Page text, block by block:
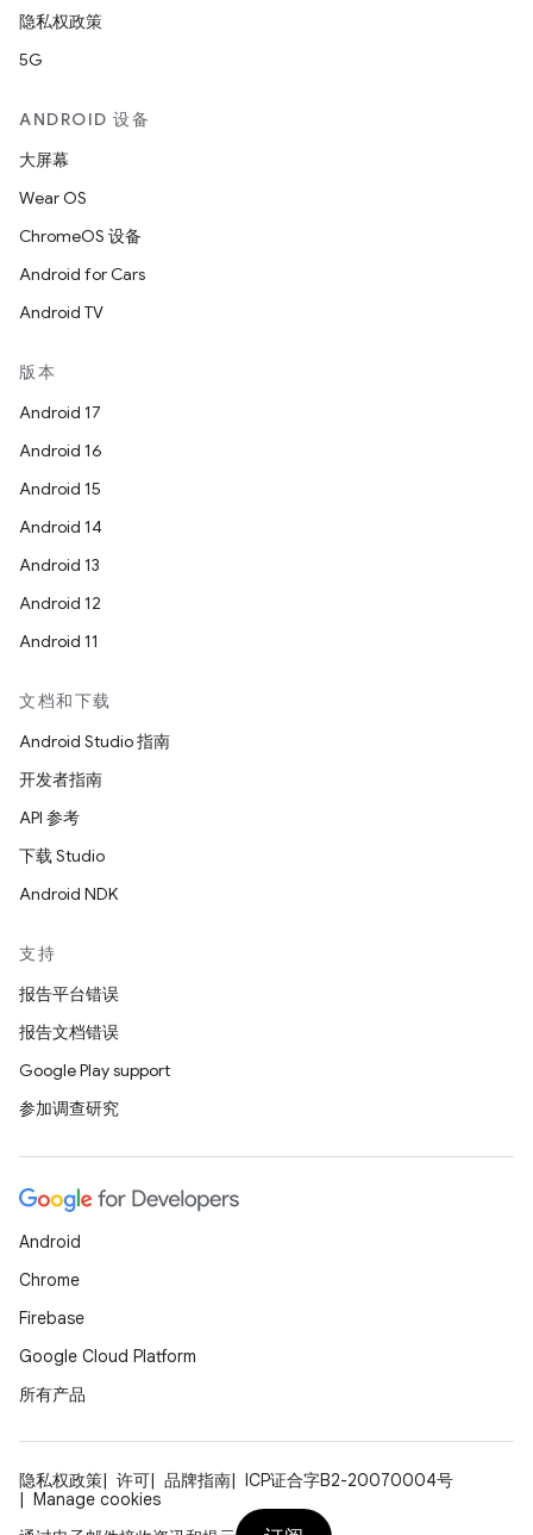
隐私权政策
5G
ANDROID 设备
大屏幕
Wear OS
ChromeOS 设备
Android for Cars
Android TV
版本
Android 17
Android 16
Android 15
Android 14
Android 13
Android 12
Android 11
文档和下载
Android Studio 指南
开发者指南
API 参考
下载 Studio
Android NDK
支持
报告平台错误
报告文档错误
Google Play support
参加调查研究
Android
Chrome
Firebase
Google Cloud Platform
所有产品
隐私权政策 许可 品牌指南
ICP证合字B2-20070004号
Manage cookies